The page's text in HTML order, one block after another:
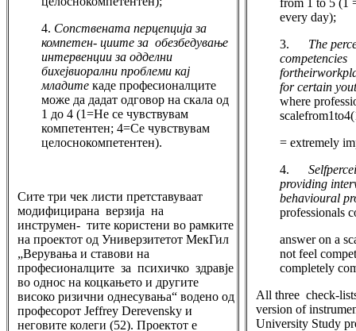
4. Сопствената перцепција за
компетен- циите за обезбедување
интервенции за одделни
бихејвиорални проблеми кај
младитекаде професионалците
може да дадат одговор на скала од
1 до 4 (1=Не се чувствувам
компетентен; 4=Се чувствувам
целоснокомпетентен).
Сите три чек листи претставуваат
модифицирана верзија на
инструмен- тите користени во рамките
на проектот од Универзитетот МекГил
„Верувања и ставови на
професионалците за психичко здравје
во однос на коцкањето и другите
високо ризични однесувања“ водено од
професорот Jeffrey Derevensky и
неговите колеги (52). Проектот е
from 1 to 5 (1
every day);
3. The
competencies
for certain
where
= extremely
4.
providing
behavioural
professionals
answer on a
not feel
completely
All three check-
version of
University Study